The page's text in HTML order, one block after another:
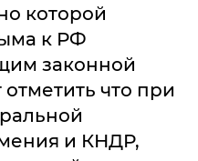
которой
к РФ
законной
что при
и КНДР,